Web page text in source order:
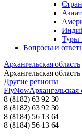
Туры
Вопросы и
Архангельская область
Архангельская область
Другие регионы
FlyNowАрхангельская
8 (8182) 63 92 30
8 (8182) 63 92 30
8 (8184) 56 13 64
8 (8184) 56 13 64